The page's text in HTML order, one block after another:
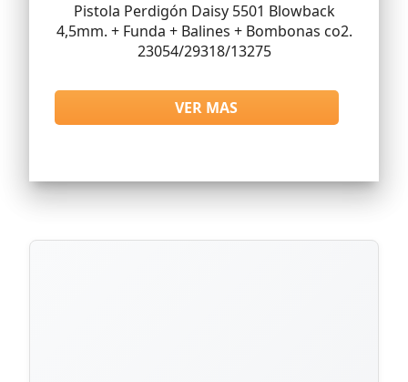
Pistola Perdigón Daisy 5501 Blowback
4,5mm. + Funda + Balines + Bombonas co2.
23054/29318/13275
VER MAS